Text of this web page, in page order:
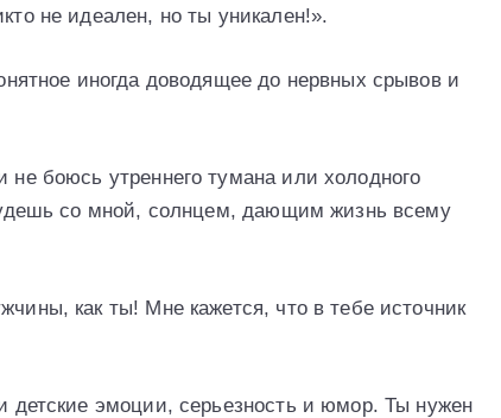
не идеален, но ты уникален!».
иногда доводящее до нервных срывов и
боюсь утреннего тумана или холодного
со мной, солнцем, дающим жизнь всему
как ты! Мне кажется, что в тебе источник
детские эмоции, серьезность и юмор. Ты нужен